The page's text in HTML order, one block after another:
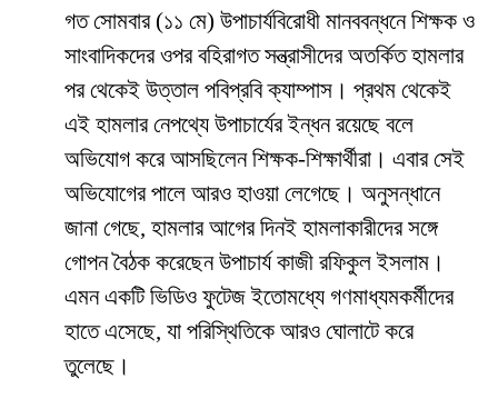
​গত সোমবার (১১ মে) উপাচার্যবিরোধী মানববন্ধনে শিক্ষক ও
সাংবাদিকদের ওপর বহিরাগত সন্ত্রাসীদের অতর্কিত হামলার
পর থেকেই উত্তাল পবিপ্রবি ক্যাম্পাস। প্রথম থেকেই
এই হামলার নেপথ্যে উপাচার্যের ইন্ধন রয়েছে বলে
অভিযোগ করে আসছিলেন শিক্ষক-শিক্ষার্থীরা। এবার সেই
অভিযোগের পালে আরও হাওয়া লেগেছে। অনুসন্ধানে
জানা গেছে, হামলার আগের দিনই হামলাকারীদের সঙ্গে
গোপন বৈঠক করেছেন উপাচার্য কাজী রফিকুল ইসলাম।
এমন একটি ভিডিও ফুটেজ ইতোমধ্যে গণমাধ্যমকর্মীদের
হাতে এসেছে, যা পরিস্থিতিকে আরও ঘোলাটে করে
তুলেছে।